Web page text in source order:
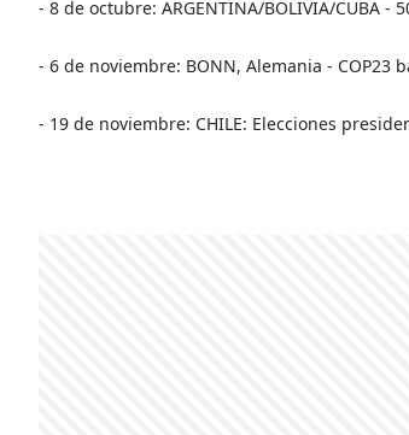
- 8 de octubre: ARGENTINA/BOLIVIA/CUBA
- 6 de noviembre: BONN, Alemania - COP23
- 19 de noviembre: CHILE: Elecciones